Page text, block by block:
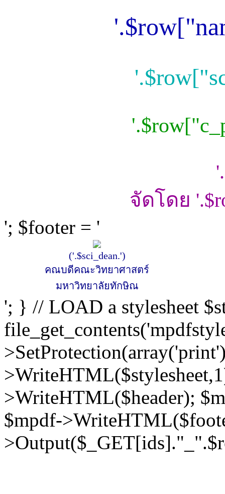
จัดโดย
'; $footer = '
('.$sci_dean.')
คณบดีคณะวิทยาศาสตร์
มหาวิทยาลัยทักษิณ
'; } // LOAD a stylesheet
>WriteHTML($header);
$mpdf-